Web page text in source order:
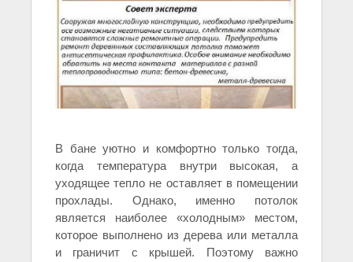
В бане уютно и комфортно только тогда,
когда температура внутри высокая, а
уходящее тепло не оставляет в помещении
прохлады. Однако, именно потолок
является наиболее «холодным» местом,
которое выполнено из дерева или металла
и граничит с крышей. Поэтому важно